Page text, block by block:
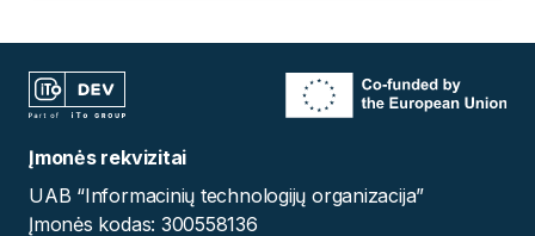
Įmonės rekvizitai
UAB “Informacinių technologijų organizacija”
Įmonės kodas: 300558136